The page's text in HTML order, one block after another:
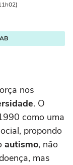
nos
. O
como uma
propondo
autismo, não
mas